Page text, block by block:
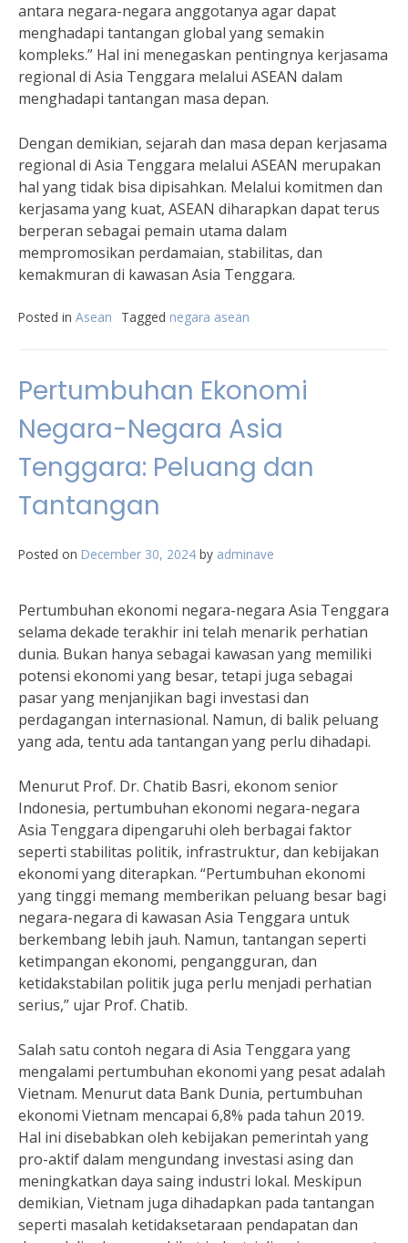
antara negara-negara anggotanya agar dapat
menghadapi tantangan global yang semakin
kompleks.” Hal ini menegaskan pentingnya kerjasama
regional di Asia Tenggara melalui ASEAN dalam
menghadapi tantangan masa depan.
Dengan demikian, sejarah dan masa depan kerjasama
regional di Asia Tenggara melalui ASEAN merupakan
hal yang tidak bisa dipisahkan. Melalui komitmen dan
kerjasama yang kuat, ASEAN diharapkan dapat terus
berperan sebagai pemain utama dalam
mempromosikan perdamaian, stabilitas, dan
kemakmuran di kawasan Asia Tenggara.
Posted in Asean Tagged negara asean
Pertumbuhan Ekonomi
Negara-Negara Asia
Tenggara: Peluang dan
Tantangan
Posted on December 30, 2024 by adminave
Pertumbuhan ekonomi negara-negara Asia Tenggara
selama dekade terakhir ini telah menarik perhatian
dunia. Bukan hanya sebagai kawasan yang memiliki
potensi ekonomi yang besar, tetapi juga sebagai
pasar yang menjanjikan bagi investasi dan
perdagangan internasional. Namun, di balik peluang
yang ada, tentu ada tantangan yang perlu dihadapi.
Menurut Prof. Dr. Chatib Basri, ekonom senior
Indonesia, pertumbuhan ekonomi negara-negara
Asia Tenggara dipengaruhi oleh berbagai faktor
seperti stabilitas politik, infrastruktur, dan kebijakan
ekonomi yang diterapkan. “Pertumbuhan ekonomi
yang tinggi memang memberikan peluang besar bagi
negara-negara di kawasan Asia Tenggara untuk
berkembang lebih jauh. Namun, tantangan seperti
ketimpangan ekonomi, pengangguran, dan
ketidakstabilan politik juga perlu menjadi perhatian
serius,” ujar Prof. Chatib.
Salah satu contoh negara di Asia Tenggara yang
mengalami pertumbuhan ekonomi yang pesat adalah
Vietnam. Menurut data Bank Dunia, pertumbuhan
ekonomi Vietnam mencapai 6,8% pada tahun 2019.
Hal ini disebabkan oleh kebijakan pemerintah yang
pro-aktif dalam mengundang investasi asing dan
meningkatkan daya saing industri lokal. Meskipun
demikian, Vietnam juga dihadapkan pada tantangan
seperti masalah ketidaksetaraan pendapatan dan